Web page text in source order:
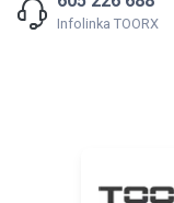
Infolinka TOORX